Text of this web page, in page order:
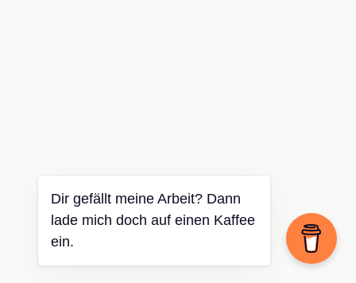
Dir gefällt meine Arbeit? Dann
lade mich doch auf einen Kaffee
ein.